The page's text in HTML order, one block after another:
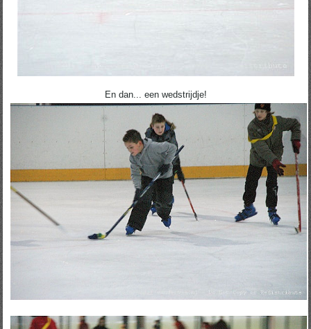
En dan... een wedstrijdje!